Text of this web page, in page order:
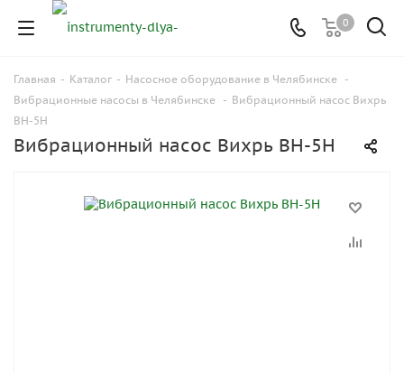
0
Главная - Каталог - Насосное оборудование в Челябинске -
Вибрационные насосы в Челябинске - Вибрационный насос Вихрь
ВН-5Н
Вибрационный насос Вихрь ВН-5Н